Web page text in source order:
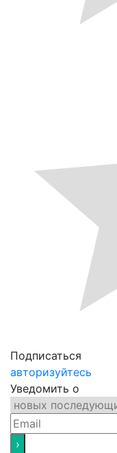
Подписаться
авторизуйтесь
Уведомить о